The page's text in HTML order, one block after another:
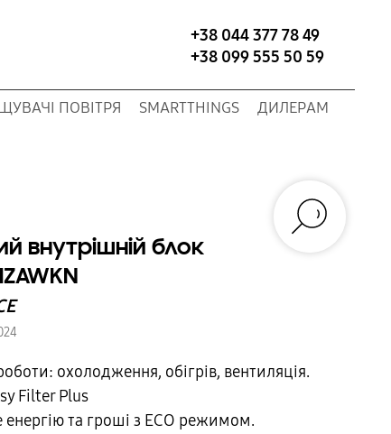
+38 044 377 78 49
+38 099 555 50 59
ПОВІТРЯ SMARTTHINGS
ДИЛЕРАМ
внутрішній блок
охолодження, обігрів, вентиляція.
Filter Plus
та гроші з ECO режимом.